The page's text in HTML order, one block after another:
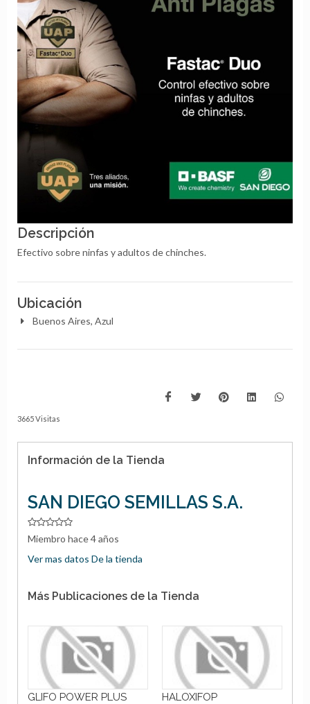
Descripción
Efectivo sobre ninfas y adultos de chinches.
Ubicación
Buenos Aires, Azul
3665 Visitas
Información de la Tienda
SAN DIEGO SEMILLAS S.A.
Miembro hace 4 años
Ver mas datos De la tienda
Más Publicaciones de la Tienda
GLIFO POWER PLUS HALOXIFOP